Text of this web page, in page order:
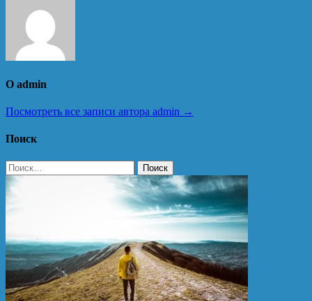
О admin
Посмотреть все записи автора admin →
Поиск
Найти: